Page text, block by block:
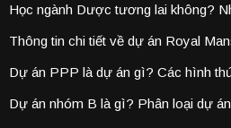
Học ngành Dược tương lai không?
Thông tin chi tiết về dự án Royal
Dự án PPP là dự án gì? Các hình
Dự án nhóm B là gì? Phân loại dự